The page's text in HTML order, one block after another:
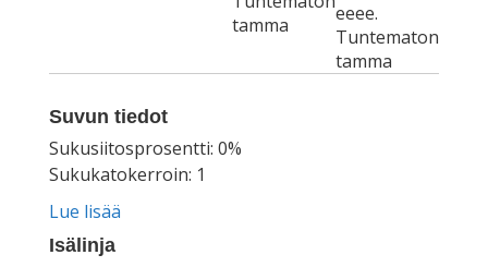
tamma
eeee.
Tuntematon
tamma
Suvun tiedot
Sukusiitosprosentti: 0%
Sukukatokerroin: 1
Lue lisää
Isälinja